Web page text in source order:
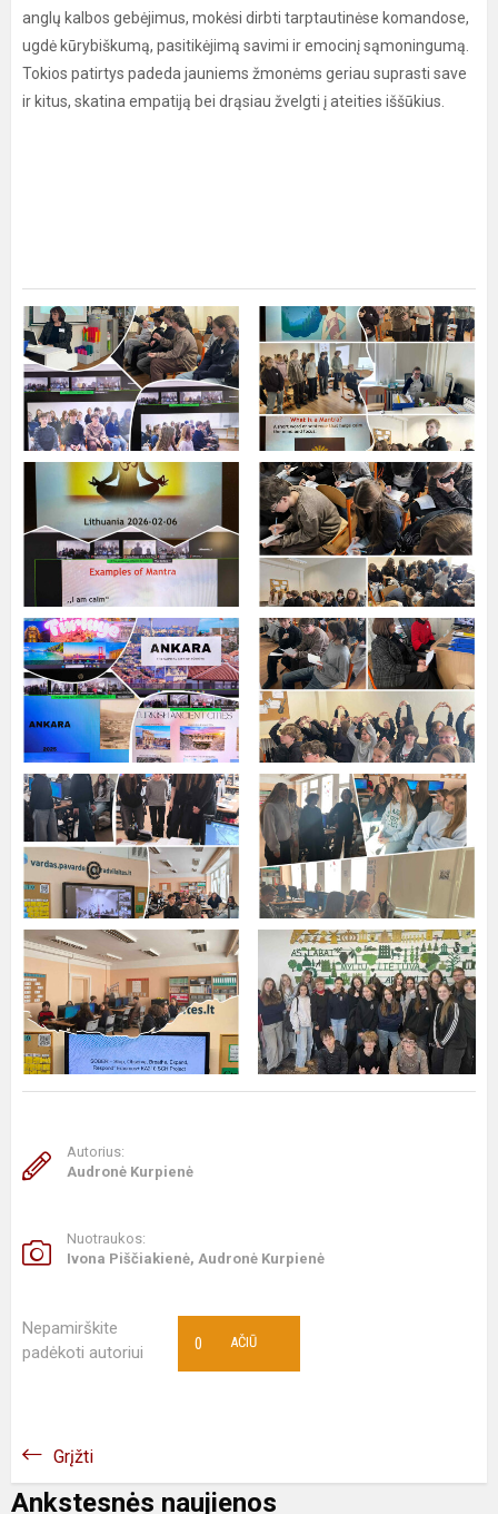
anglų kalbos gebėjimus, mokėsi dirbti tarptautinėse komandose,
ugdė kūrybiškumą, pasitikėjimą savimi ir emocinį sąmoningumą.
Tokios patirtys padeda jauniems žmonėms geriau suprasti save
ir kitus, skatina empatiją bei drąsiau žvelgti į ateities iššūkius.
Autorius:
Audronė Kurpienė
Nuotraukos:
Ivona Piščiakienė, Audronė Kurpienė
Nepamirškite
padėkoti autoriui
AČIŪ
0
Grįžti
Ankstesnės naujienos